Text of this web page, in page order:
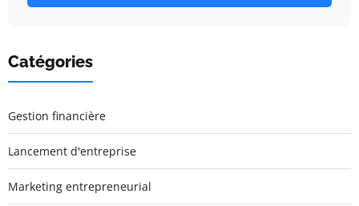
Catégories
Gestion financière
Lancement d'entreprise
Marketing entrepreneurial